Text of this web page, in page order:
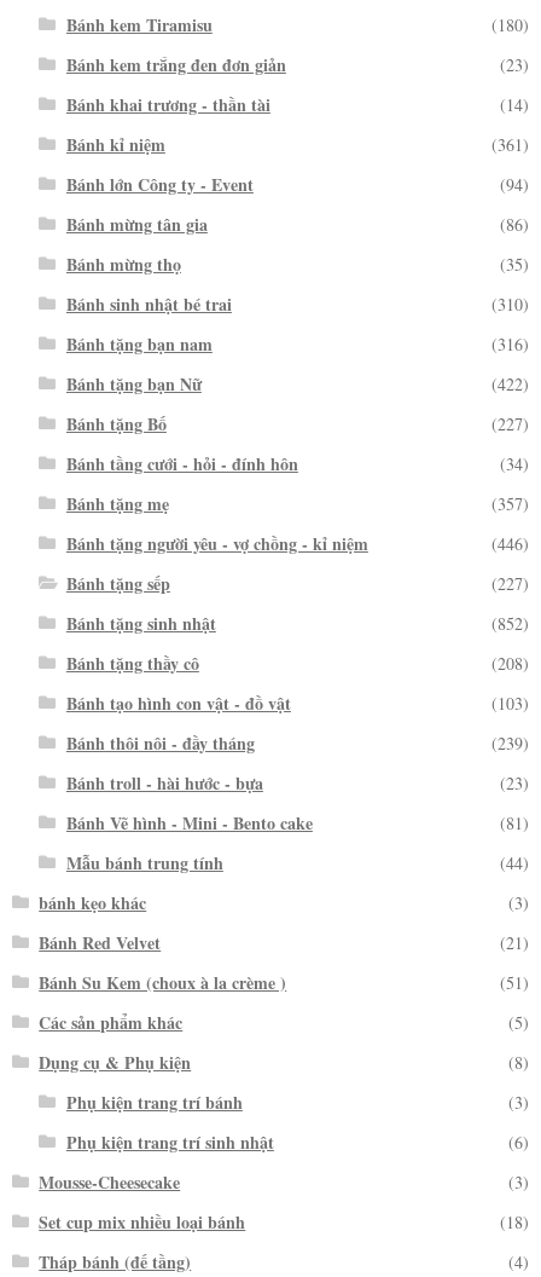
Bánh kem Tiramisu (180)
Bánh kem trắng đen đơn giản (23)
Bánh khai trương - thần tài (14)
Bánh kỉ niệm (361)
Bánh lớn Công ty - Event (94)
Bánh mừng tân gia (86)
Bánh mừng thọ (35)
Bánh sinh nhật bé trai (310)
Bánh tặng bạn nam (316)
Bánh tặng bạn Nữ (422)
Bánh tặng Bố (227)
Bánh tầng cưới - hỏi - đính hôn (34)
Bánh tặng mẹ (357)
Bánh tặng người yêu - vợ chồng - kỉ niệm (446)
Bánh tặng sếp (227)
Bánh tặng sinh nhật (852)
Bánh tặng thầy cô (208)
Bánh tạo hình con vật - đồ vật (103)
Bánh thôi nôi - đầy tháng (239)
Bánh troll - hài hước - bựa (23)
Bánh Vẽ hình - Mini - Bento cake (81)
Mẫu bánh trung tính (44)
bánh kẹo khác (3)
Bánh Red Velvet (21)
Bánh Su Kem (choux à la crème ) (51)
Các sản phẩm khác (5)
Dụng cụ & Phụ kiện (8)
Phụ kiện trang trí bánh (3)
Phụ kiện trang trí sinh nhật (6)
Mousse-Cheesecake (3)
Set cup mix nhiều loại bánh (18)
Tháp bánh (đế tầng) (4)